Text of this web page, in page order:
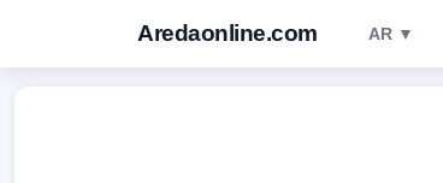
Aredaonline.com AR ▼